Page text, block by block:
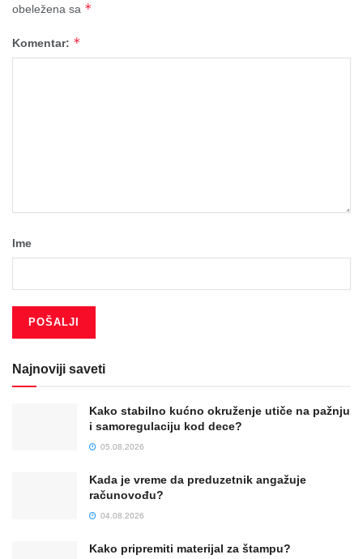
obeležena sa *
Komentar: *
Ime
Najnoviji saveti
Kako stabilno kućno okruženje utiče na pažnju
i samoregulaciju kod dece?
05.08.2026
Kada je vreme da preduzetnik angažuje
računovođu?
04.08.2026
Kako pripremiti materijal za štampu?